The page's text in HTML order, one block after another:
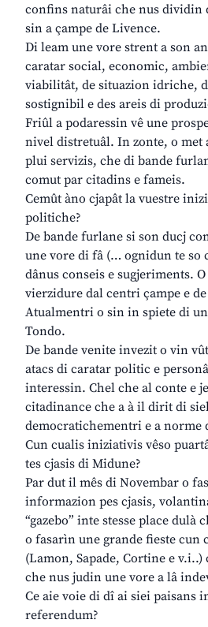
confins naturâi che nus dividin
sin a çampe de Livence.
Di leam une vore strent a son
caratar social, economic,
viabilitât, de situazion idriche,
sostignibil e des areis di
Friûl a podaressin vê une
nivel distretuâl. In zonte, o met
plui servizis, che di bande
comut par citadins e fameis.
Cemût àno cjapât la vuestre
politiche?
De bande furlane si son ducj
une vore di fâ (… ognidun te so
dânus conseis e sugjeriments.
vierzidure dal centri çampe e
Atualmentri o sin in spiete di
Tondo.
De bande venite invezit o vin
atacs di caratar politic e
interessin. Chel che al conte e
citadinance che a à il dirit di
democratichementri e a norme
Cun cualis iniziativis vêso
tes cjasis di Midune?
Par dut il mês di Novembar o
informazion pes cjasis,
“gazebo” inte stesse place dulà
o fasarìn une grande fieste cun
(Lamon, Sapade, Cortine e
che nus judin une vore a lâ
Ce aie voie di dî ai siei paisans
referendum?